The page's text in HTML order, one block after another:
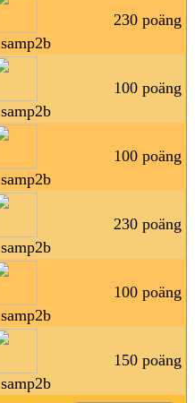
samp2b
230 poäng
samp2b
100 poäng
samp2b
100 poäng
samp2b
230 poäng
samp2b
100 poäng
samp2b
150 poäng